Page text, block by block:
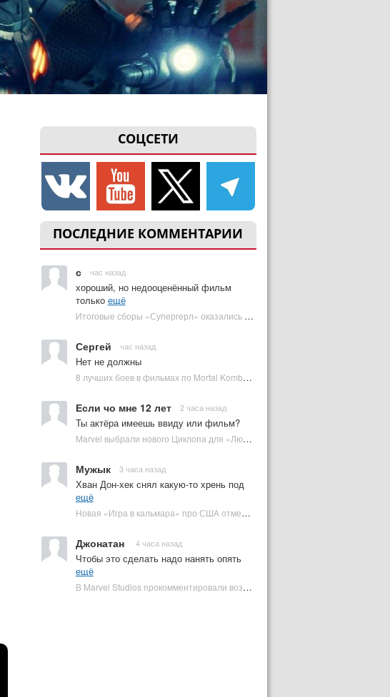
СОЦСЕТИ
ПОСЛЕДНИЕ КОММЕНТАРИИ
с час назад
хороший, но недооценённый фильм
только ещё
Итоговые сборы «Супергерл» оказались худшими для DC за два десятилетия | Plugged In Ru
Сергей час назад
Нет не должны
8 лучших боев в фильмах по Mortal Kombat: от «Смертельной битвы» до «Мортал Комбат 2» | Plugged In Ru
Если чо мне 12 лет 2 часа назад
Ты актёра имеешь ввиду или фильм?
Marvel выбрали нового Циклопа для «Людей Икс» | Plugged In Ru
Мужык 3 часа назад
Хван Дон-хек снял какую-то хрень под
ещё
Новая «Игра в кальмара» про США отменена | Plugged In Ru
Джонатан 4 часа назад
Чтобы это сделать надо нанять опять
ещё
В Marvel Studios прокомментировали возвращение Канга на экраны | Plugged In Ru